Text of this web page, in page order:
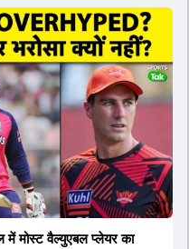
और रजत पाटीदार कप्तानी की
को तीसरे ओपनर के तौर पर
और संजू सैमसन पहली पसंद
ज्यादा मौके मिलेंगे। अजीत
गौतम गंभीर आगामी टी20 वर्ल्ड
विजन लेकर चल रहे हैं।
में मोस्ट वैल्युएबल प्लेयर का